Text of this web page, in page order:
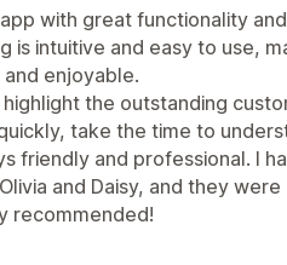
with great functionality
is intuitive and easy to use,
enjoyable.
highlight the outstanding
take the time to
friendly and professional. I
and Daisy, and they
recommended!